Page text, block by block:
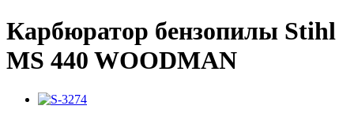
Карбюратор бензопилы Stihl
MS 440 WOODMAN